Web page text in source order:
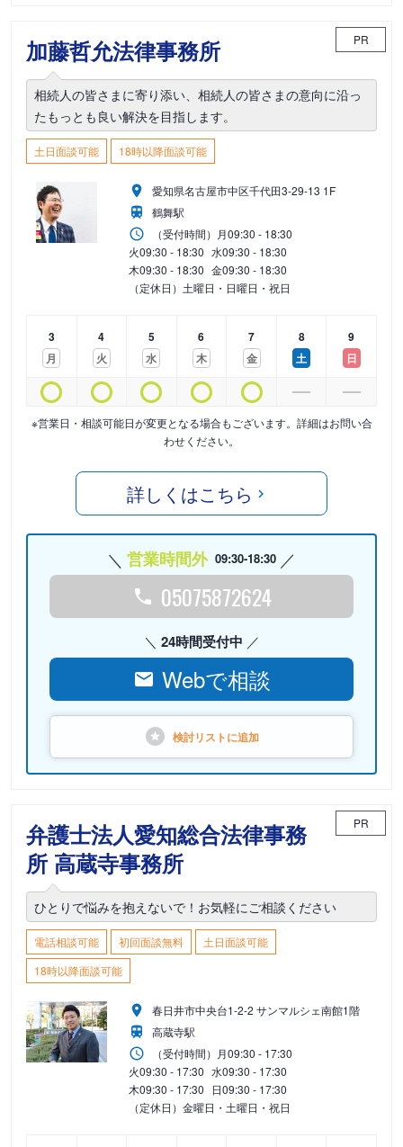
加藤哲允法律事務所 PR
相続人の皆さまに寄り添い、相続人の皆さまの意向に沿っ
たもっとも良い解決を目指します。
土日面談可能 18時以降面談可能
愛知県名古屋市中区千代田3-29-13 1F
鶴舞駅
（受付時間） 月09:30 - 18:30
火09:30 - 18:30 水09:30 - 18:30
木09:30 - 18:30 金09:30 - 18:30
（定休日）土曜日・日曜日・祝日
3
月
4
火
5
水
6
木
7
金
8
土
9
日
※営業日・相談可能日が変更となる場合もございます。詳細はお問い合
わせください。
詳しくはこちら
営業時間外 09:30-18:30
05075872624
24時間受付中
Webで相談
検討リストに追加
弁護士法人愛知総合法律事務
所 高蔵寺事務所
PR
ひとりで悩みを抱えないで！お気軽にご相談ください
電話相談可能 初回面談無料
土日面談可能
18時以降面談可能
春日井市中央台1-2-2 サンマルシェ南館1階
高蔵寺駅
（受付時間） 月09:30 - 17:30
火09:30 - 17:30 水09:30 - 17:30
木09:30 - 17:30 日09:30 - 17:30
（定休日）金曜日・土曜日・祝日